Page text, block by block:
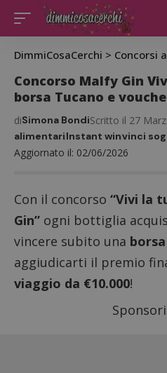
DimmiCosaCerchi > Concorsi
Concorso Malfy Gin
borsa Tucano e
Aggiornato il: 02/06/2026
diSimona BondiScritto il 27
alimentariInstant winvinci
Con il concorso “Vivi la
Gin” ogni bottiglia
vincere subito una
aggiudicarti il premio
viaggio da €10.000!